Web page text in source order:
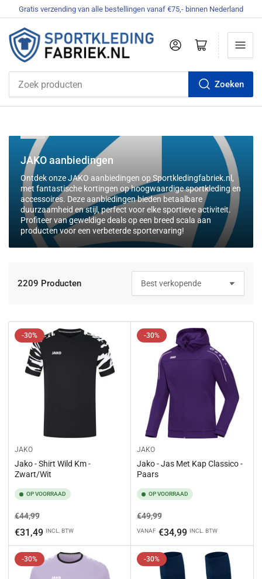
Gratis verzending van alle bestellingen vanaf €75,- binnen Nederland
Zoeken
AanmeldenMini-winkelwagen openen
C
o
l
l
e
c
:
JAKO aanbiedingen
Ontdek onze JAKO aanbiedingen op Sportkledingfabriek.nl,
met fantastische kortingen op hoogwaardige sportkleding en
accessoires. Deze aanbiedingen bieden betaalbare
duurzaamheid en stijl, perfect voor elke sportieve activiteit.
Profiteer van geweldige deals op een breed scala aan
producten voor een verbeterde sportervaring!
o
t
2209 Producten
-30%
JAKO
Jako - Shirt Wild Km -
Zwart/Wit
OP VOORRAAD
Normale
prijs
€44,99Aanbiedingsprijs
€31,49 INCL. BTW
-30%
JAKO
Jako - Jas Met Kap Classico -
Paars
OP VOORRAAD
Normale
prijs
€49,99Aanbiedingsprijs
VANAF €34,99 INCL. BTW
-30% -30%